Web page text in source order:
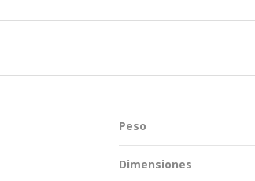
Peso
Dimensiones